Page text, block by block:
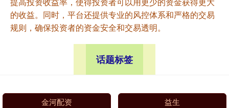
的收益。同时，平台还提供专业的风控体系和严格的交易
规则，确保投资者的资金安全和交易透明。
话题标签
金河配资 益生